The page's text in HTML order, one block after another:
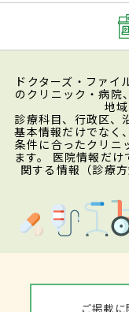
ドクターズ・ファ
のクリニック・病院
地
診療科目、行政区、
基本情報だけでなく
条件に合ったクリニ
ます。 医院情報だ
関する情報（診療
ご掲載